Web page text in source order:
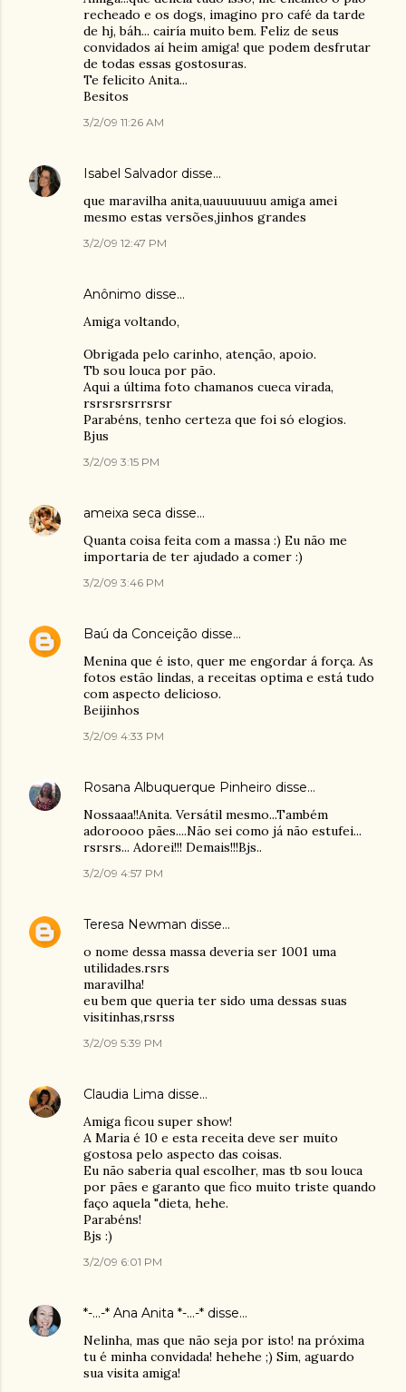
recheado e os dogs, imagino pro café da tarde
de hj, báh... cairía muito bem. Feliz de seus
convidados aí heim amiga! que podem desfrutar
de todas essas gostosuras.
Te felicito Anita...
Besitos
3/2/09 11:26 AM
Isabel Salvador disse…
que maravilha anita,uauuuuuuu amiga amei
mesmo estas versões,jinhos grandes
3/2/09 12:47 PM
Anônimo disse…
Amiga voltando,
Obrigada pelo carinho, atenção, apoio.
Tb sou louca por pão.
Aqui a última foto chamanos cueca virada,
rsrsrsrsrrsrsr
Parabéns, tenho certeza que foi só elogios.
Bjus
3/2/09 3:15 PM
ameixa seca disse…
Quanta coisa feita com a massa :) Eu não me
importaria de ter ajudado a comer :)
3/2/09 3:46 PM
Baú da Conceição disse…
Menina que é isto, quer me engordar á força. As
fotos estão lindas, a receitas optima e está tudo
com aspecto delicioso.
Beijinhos
3/2/09 4:33 PM
Rosana Albuquerque Pinheiro disse…
Nossaaa!!Anita. Versátil mesmo...Também
adoroooo pães....Não sei como já não estufei...
rsrsrs... Adorei!!! Demais!!!Bjs..
3/2/09 4:57 PM
Teresa Newman disse…
o nome dessa massa deveria ser 1001 uma
utilidades.rsrs
maravilha!
eu bem que queria ter sido uma dessas suas
visitinhas,rsrss
3/2/09 5:39 PM
Claudia Lima disse…
Amiga ficou super show!
A Maria é 10 e esta receita deve ser muito
gostosa pelo aspecto das coisas.
Eu não saberia qual escolher, mas tb sou louca
por pães e garanto que fico muito triste quando
faço aquela "dieta, hehe.
Parabéns!
Bjs :)
3/2/09 6:01 PM
*-...-* Ana Anita *-...-* disse…
Nelinha, mas que não seja por isto! na próxima
tu é minha convidada! hehehe ;) Sim, aguardo
sua visita amiga!